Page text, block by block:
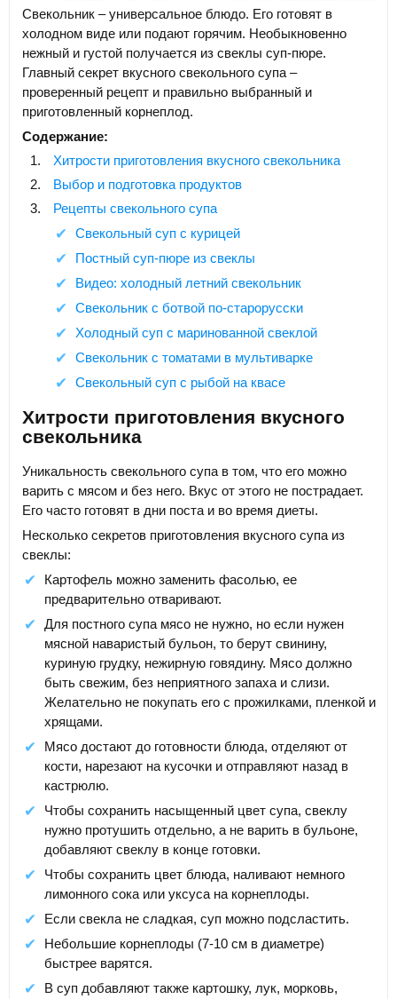
Свекольник – универсальное блюдо. Его готовят в
холодном виде или подают горячим. Необыкновенно
нежный и густой получается из свеклы суп-пюре.
Главный секрет вкусного свекольного супа –
проверенный рецепт и правильно выбранный и
приготовленный корнеплод.
Содержание:
Хитрости приготовления вкусного свекольника
Выбор и подготовка продуктов
Рецепты свекольного супа
Свекольный суп с курицей
Постный суп-пюре из свеклы
Видео: холодный летний свекольник
Свекольник с ботвой по-старорусски
Холодный суп с маринованной свеклой
Свекольник с томатами в мультиварке
Свекольный суп с рыбой на квасе
Хитрости приготовления вкусного
свекольника
Уникальность свекольного супа в том, что его можно
варить с мясом и без него. Вкус от этого не пострадает.
Его часто готовят в дни поста и во время диеты.
Несколько секретов приготовления вкусного супа из
свеклы:
Картофель можно заменить фасолью, ее
предварительно отваривают.
Для постного супа мясо не нужно, но если нужен
мясной наваристый бульон, то берут свинину,
куриную грудку, нежирную говядину. Мясо должно
быть свежим, без неприятного запаха и слизи.
Желательно не покупать его с прожилками, пленкой и
хрящами.
Мясо достают до готовности блюда, отделяют от
кости, нарезают на кусочки и отправляют назад в
кастрюлю.
Чтобы сохранить насыщенный цвет супа, свеклу
нужно протушить отдельно, а не варить в бульоне,
добавляют свеклу в конце готовки.
Чтобы сохранить цвет блюда, наливают немного
лимонного сока или уксуса на корнеплоды.
Если свекла не сладкая, суп можно подсластить.
Небольшие корнеплоды (7-10 см в диаметре)
быстрее варятся.
В суп добавляют также картошку, лук, морковь,